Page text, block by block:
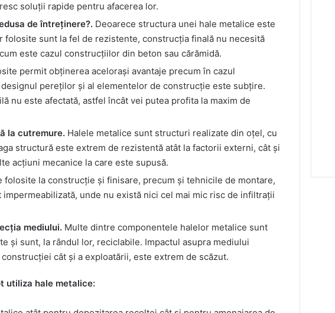
soluții rapide pentru afacerea lor.
de întreținere?. Deoarece structura unei hale metalice este
folosite sunt la fel de rezistente, construcția finală nu necesită
este cazul construcțiilor din beton sau cărămidă.
permit obținerea acelorași avantaje precum în cazul
pereților și al elementelor de construcție este subțire.
nu este afectată, astfel încât vei putea profita la maxim de
la cutremure. Halele metalice sunt structuri realizate din oțel, cu
structură este extrem de rezistentă atât la factorii externi, cât și
acțiuni mecanice la care este supusă.
folosite la construcție și finisare, precum și tehnicile de montare,
unde nu există nici cel mai mic risc de infiltrații
mediului. Multe dintre componentele halelor metalice sunt
și sunt, la rândul lor, reciclabile. Impactul asupra mediului
cât și a exploatării, este extrem de scăzut.
utiliza hale metalice: